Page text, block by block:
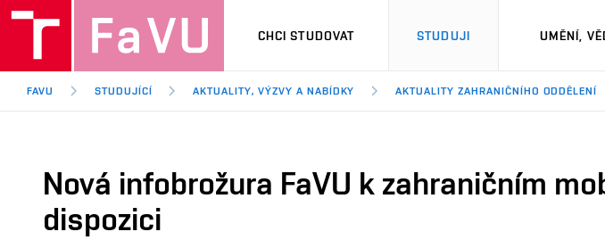
CHCI STUDOVAT STUDUJI UMĚNÍ,
FAVU STUDUJÍCÍ AKTUALITY, VÝZVY A NABÍDKY AKTUALITY ZAHRANIČNÍHO ODDĚLENÍ
Nová infobrožura FaVU k zahraničním
dispozici